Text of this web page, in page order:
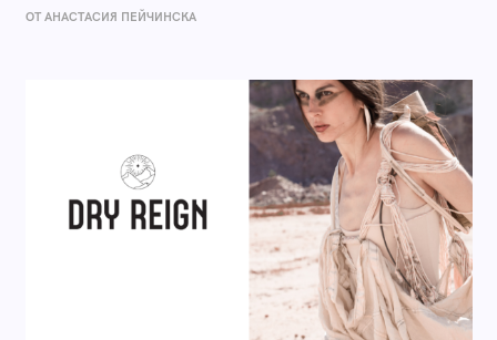
ОТ AНАСТАСИЯ ПЕЙЧИНСКА